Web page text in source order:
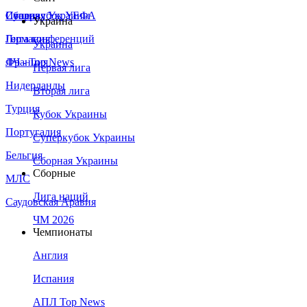
Сборная Украины
Италия
Германия
Франция
Нидерланды
Турция
Португалия
Бельгия
МЛС
Саудовская Аравия
Суперкубок УЕФА
Лига конференций
ЛЧ - Top News
Украина
Украина
Первая лига
Вторая лига
Кубок Украины
Суперкубок Украины
Сборная Украины
Сборные
Лига наций
ЧМ 2026
Чемпионаты
Англия
Испания
АПЛ Top News